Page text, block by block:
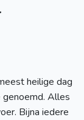
heilige dag
Alles
Bijna iedere